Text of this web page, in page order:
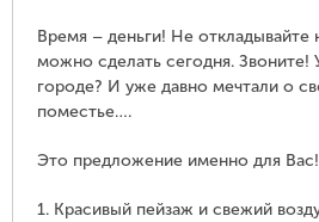
Время – деньги! Не откладывайте
можно сделать сегодня.
городе? И уже давно мечтали о
поместье….
Это предложение именно для Вас!
1. Красивый пейзаж и свежий